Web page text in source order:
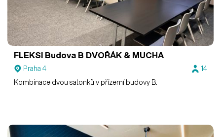
FLEKSI Budova B DVOŘÁK & MUCHA
Praha 4
14
Kombinace dvou salonků v přízemí budovy B.